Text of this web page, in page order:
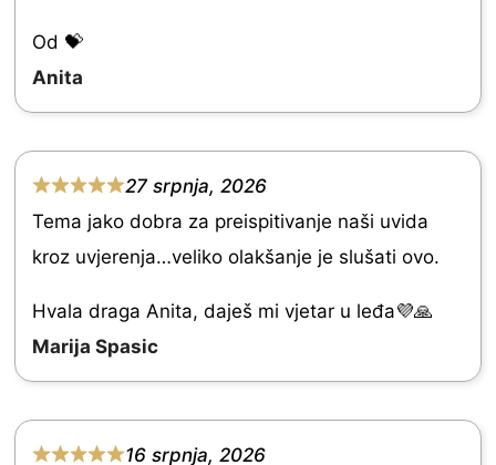
d
5
.
0
o
u
t
f
5
Od 💝
Anita
a
e
d
5
.
0
27 srpnja, 2026
Tema jako dobra za preispitivanje naši uvida
kroz uvjerenja…veliko olakšanje je slušati ovo.
Hvala draga Anita, daješ mi vjetar u leđa💜🙏
Marija Spasic
16 srpnja, 2026